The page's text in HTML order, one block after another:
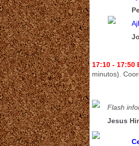
17:10 -
minutos).
Flash
Jesus